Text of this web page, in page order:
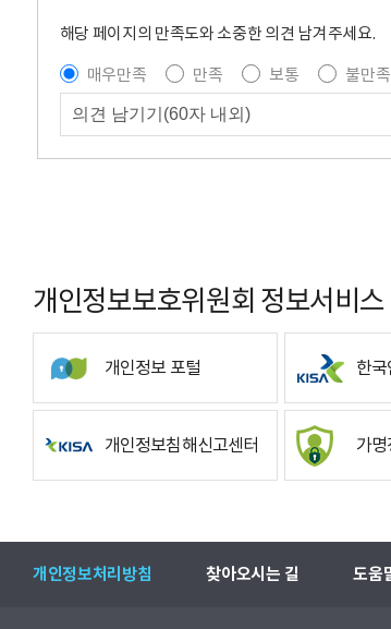
해당 페이지의 만족도와 소중한 의견 남겨주세요.
매우만족
만족 보통 불만족
개인정보보호위원회 정보서비스
개인정보 포털 한
개인정보침해신고센터 가
개인정보처리방침 찾아오시는 길 도움